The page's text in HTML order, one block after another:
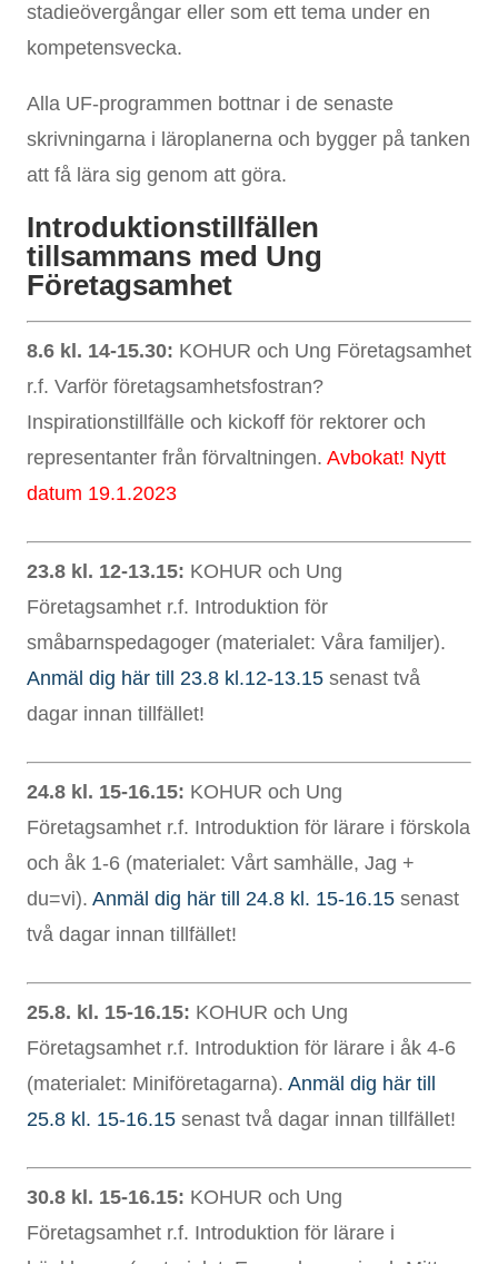
stadieövergångar eller som ett tema under en
kompetensvecka.
Alla UF-programmen bottnar i de senaste
skrivningarna i läroplanerna och bygger på tanken
att få lära sig genom att göra.
Introduktionstillfällen
tillsammans med Ung
Företagsamhet
8.6 kl. 14-15.30: KOHUR och Ung Företagsamhet
r.f. Varför företagsamhetsfostran?
Inspirationstillfälle och kickoff för rektorer och
representanter från förvaltningen. Avbokat! Nytt
datum 19.1.2023
23.8 kl. 12-13.15: KOHUR och Ung
Företagsamhet r.f. Introduktion för
småbarnspedagoger (materialet: Våra familjer).
Anmäl dig här till 23.8 kl.12-13.15 senast två
dagar innan tillfället!
24.8 kl. 15-16.15: KOHUR och Ung
Företagsamhet r.f. Introduktion för lärare i förskola
och åk 1-6 (materialet: Vårt samhälle, Jag +
du=vi). Anmäl dig här till 24.8 kl. 15-16.15 senast
två dagar innan tillfället!
25.8. kl. 15-16.15: KOHUR och Ung
Företagsamhet r.f. Introduktion för lärare i åk 4-6
(materialet: Miniföretagarna). Anmäl dig här till
25.8 kl. 15-16.15 senast två dagar innan tillfället!
30.8 kl. 15-16.15: KOHUR och Ung
Företagsamhet r.f. Introduktion för lärare i